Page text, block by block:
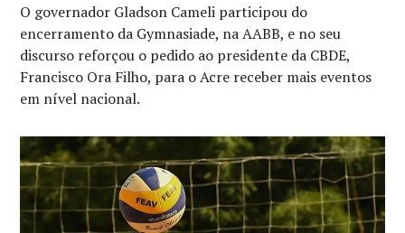
O governador Gladson Cameli participou do
encerramento da Gymnasiade, na AABB, e no seu
discurso reforçou o pedido ao presidente da CBDE,
Francisco Ora Filho, para o Acre receber mais eventos
em nível nacional.